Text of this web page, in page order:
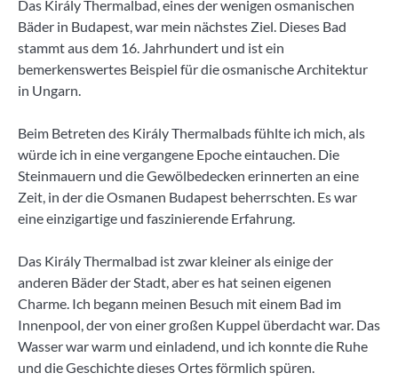
Das Király Thermalbad, eines der wenigen osmanischen
Bäder in Budapest, war mein nächstes Ziel. Dieses Bad
stammt aus dem 16. Jahrhundert und ist ein
bemerkenswertes Beispiel für die osmanische Architektur
in Ungarn.
Beim Betreten des Király Thermalbads fühlte ich mich, als
würde ich in eine vergangene Epoche eintauchen. Die
Steinmauern und die Gewölbedecken erinnerten an eine
Zeit, in der die Osmanen Budapest beherrschten. Es war
eine einzigartige und faszinierende Erfahrung.
Das Király Thermalbad ist zwar kleiner als einige der
anderen Bäder der Stadt, aber es hat seinen eigenen
Charme. Ich begann meinen Besuch mit einem Bad im
Innenpool, der von einer großen Kuppel überdacht war. Das
Wasser war warm und einladend, und ich konnte die Ruhe
und die Geschichte dieses Ortes förmlich spüren.